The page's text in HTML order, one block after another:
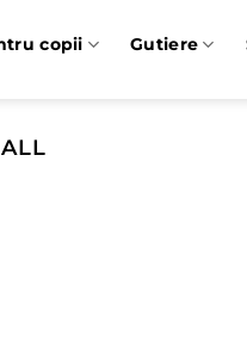
copii Gutiere
ALL